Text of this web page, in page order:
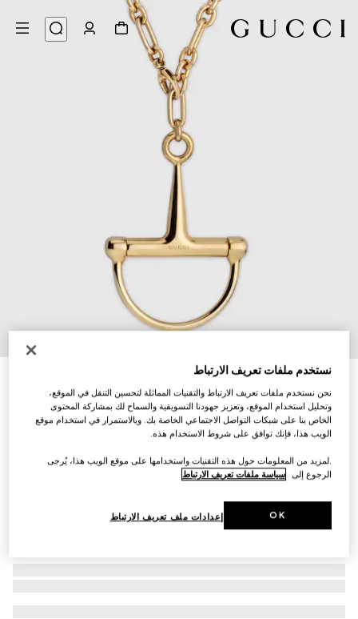
قلادة مزيّنة بشعار Horsebit نصفي
نستخدم ملفات تعريف الارتباط
نحن نستخدم ملفات تعريف الارتباط والتقنيات المماثلة لتحسين التنقل في الموقع،
وتحليل استخدام الموقع، وتعزيز جهودنا التسويقية والسماح لك بمشاركة المحتوى
الخاص بنا على شبكات التواصل الاجتماعي الخاصة بك. وبالاستمرار في استخدام موقع
الويب هذا، فإنك توافق على شروط الاستخدام هذه.
.لمزيد من المعلومات حول هذه التقنيات واستخدامها على موقع الويب هذا، يُرجى
الرجوع إلى سياسة ملفات تعريف الارتباط
إعدادات ملف تعريف الارتباط OK